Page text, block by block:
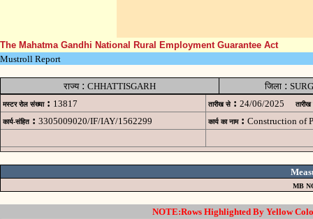
The Mahatma Gandhi National Rural Employment Guarantee Act
Mustroll Report
राज्य: CHHATTISGARH जिला :
मस्टर रोल संख्या : 13817 तारीख से : 24/06/2025 तारीख
कार्य-संहित : 3305009020/IF/IAY/1562299 कार्य का नाम : Construction of
MB
NOTE:Rows Highlighted By Yellow